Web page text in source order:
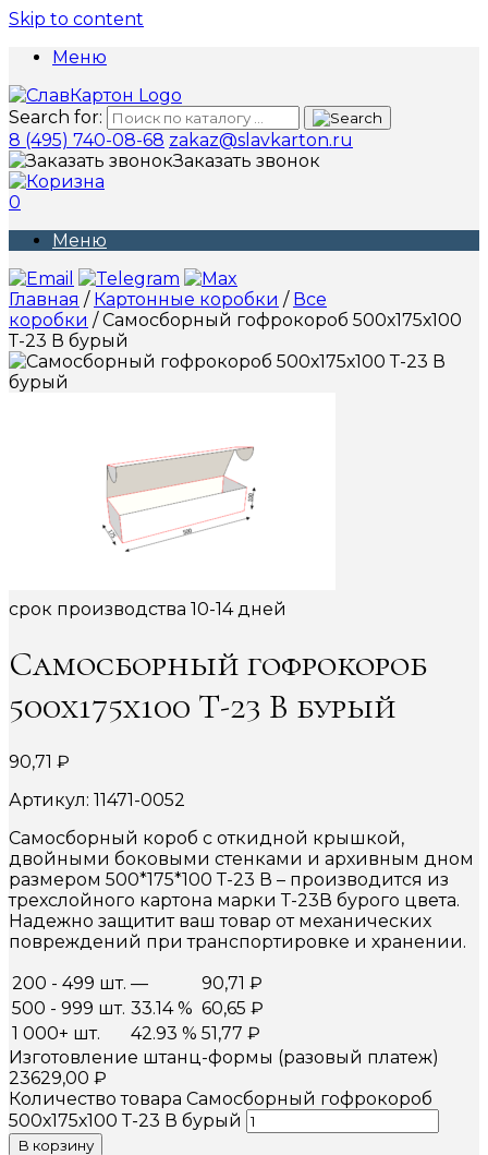
Skip to content
Меню
Search for:
8 (495) 740-08-68 zakaz@slavkarton.ru
Заказать звонок
0
Меню
Главная / Картонные коробки / Все
коробки / Самосборный гофрокороб 500х175х100
Т-23 В бурый
срок производства 10-14 дней
Самосборный гофрокороб
500х175х100 Т-23 В бурый
90,71 ₽
Артикул: 11471-0052
Самосборный короб с откидной крышкой,
двойными боковыми стенками и архивным дном
размером 500*175*100 Т-23 В – производится из
трехслойного картона марки Т-23В бурого цвета.
Надежно защитит ваш товар от механических
повреждений при транспортировке и хранении.
200 - 499 шт. — 90,71 ₽
500 - 999 шт. 33.14 % 60,65 ₽
1 000+ шт.
42.93 % 51,77 ₽
Изготовление штанц-формы (разовый платеж)
23629,00 ₽
Количество товара Самосборный гофрокороб
500х175х100 Т-23 В бурый
В корзину